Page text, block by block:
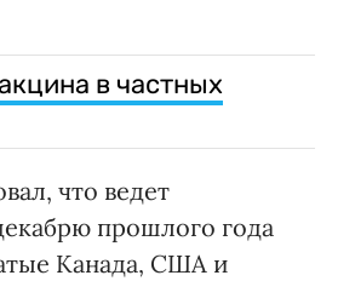
в частных
что ведет
прошлого года
Канада, США и